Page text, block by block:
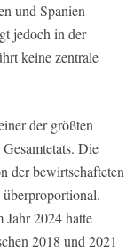
und Spanien
jedoch in der
keine zentrale
der größten
Die
der bewirtschafteten
Jahr 2024 hatte
2018 und 2021